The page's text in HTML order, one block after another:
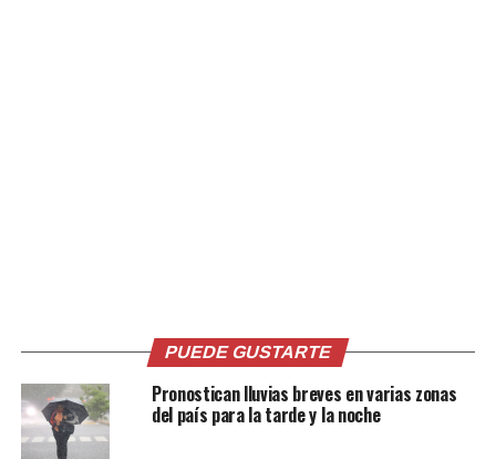
FOTOS: El impresionante
rescate de un toro que cayó
en una fosa en carretera a
Santa Ana
PUEDE GUSTARTE
Pronostican lluvias breves en varias zonas
del país para la tarde y la noche